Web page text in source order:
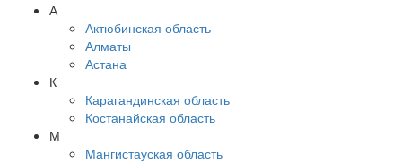
А
Актюбинская область
Алматы
Астана
К
Карагандинская область
Костанайская область
М
Мангистауская область